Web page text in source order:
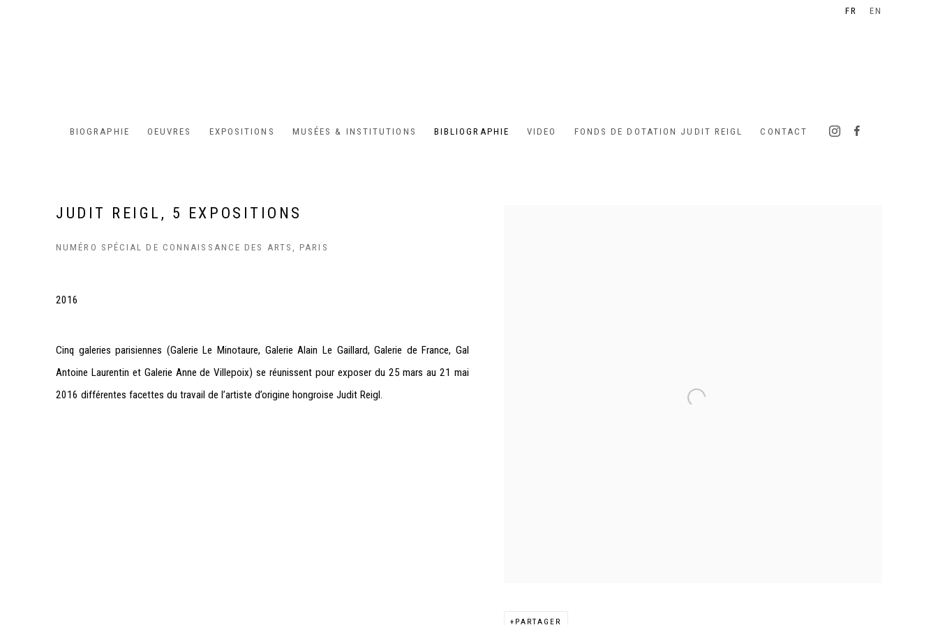
BIOGRAPHIE OEUVRES EXPOSITIONS MUSÉES & INSTITUTIONS BIBLIOGRAPHIE VIDEO FONDS DE DOTATION JUDIT REIGL CONTACT
FR EN
JUDIT REIGL, 5 EXPOSITIONS
NUMÉRO SPÉCIAL DE CONNAISSANCE DES ARTS, PARIS
PARTAGER
2016
Cinq galeries parisiennes (Galerie Le Minotaure, Galerie Alain Le Gaillard, Galerie de France, Gal
Antoine Laurentin et Galerie Anne de Villepoix) se réunissent pour exposer du 25 mars au 21 mai
2016 différentes facettes du travail de l’artiste d’origine hongroise Judit Reigl.